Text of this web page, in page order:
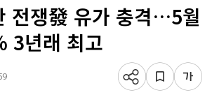
전쟁發 유가 충격…5월
3년래 최고